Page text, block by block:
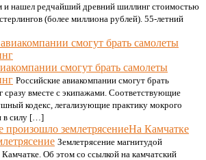
и нашел редчайший древний шиллинг стоимостью
(более миллиона рублей). 55-летний
смогут брать самолеты
Российские авиакомпании смогут брать
сразу вместе с экипажами. Соответствующие
кодекс, легализующие практику мокрого
в силу […]
На Камчатке
Землетрясение магнитудой
Об этом со ссылкой на камчатский